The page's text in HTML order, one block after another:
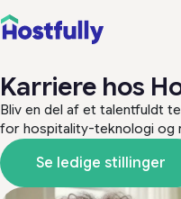
Karriere hos
Bliv en del af et talentfuldt
for hospitality-teknologi og
Se ledige stillinger